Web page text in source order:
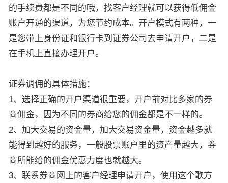
的手续费都是不同的哦，找客户经理就可以获得低佣金
账户开通的渠道，为您节约成本。开户模式有两种，一
是您带上身份证和银行卡到证券公司去申请开户，二是
在手机上直接办理开户。
证券调佣的具体措施：
1、选择正确的开户渠道很重要，开户前对比多家的券
商佣金，因为不同的券商给您的佣金都是不一样的。
2、加大交易的资金量，加大交易资金量，资金越多就
能得到越好的服务，一般股票账户里的资产量越大，券
商所能给的佣金优惠力度也就越大。
3、联系券商网上的客户经理申请开户，使用这个歌方